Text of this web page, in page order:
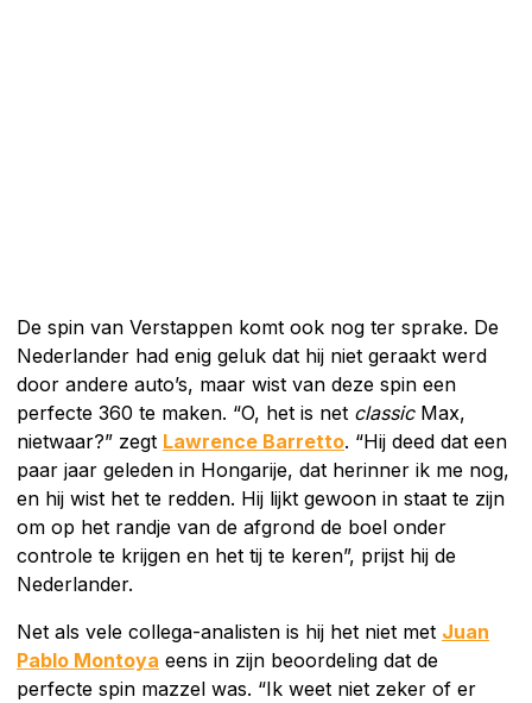
De spin van Verstappen komt ook nog ter sprake. De
Nederlander had enig geluk dat hij niet geraakt werd
door andere auto’s, maar wist van deze spin een
perfecte 360 te maken. “O, het is net classicMax,
nietwaar?” zegt Lawrence Barretto. “Hij deed dat een
paar jaar geleden in Hongarije, dat herinner ik me nog,
en hij wist het te redden. Hij lijkt gewoon in staat te zijn
om op het randje van de afgrond de boel onder
controle te krijgen en het tij te keren”, prijst hij de
Nederlander.
Net als vele collega-analisten is hij het niet met Juan
Pablo Montoya eens in zijn beoordeling dat de
perfecte spin mazzel was. “Ik weet niet zeker of er